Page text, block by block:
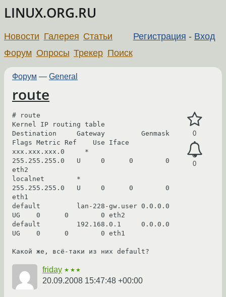
LINUX.ORG.RU
Регистрация - Вход
Новости Галерея Статьи
Форум Опросы Трекер Поиск
Форум — General
route
0
0
# route
Kernel IP routing table
Destination     Gateway         Genmask
Flags Metric Ref    Use Iface
xxx.xxx.xxx.0     *
255.255.255.0   U     0      0        0
eth2
localnet        *
255.255.255.0   U     0      0        0
eth1
default         lan-228-gw.user 0.0.0.0
UG    0      0        0 eth2
default         192.168.0.1     0.0.0.0
UG    0      0        0 eth1
Какой же, всё-таки из них default?
friday ★★★
20.09.2008 15:47:48 +00:00